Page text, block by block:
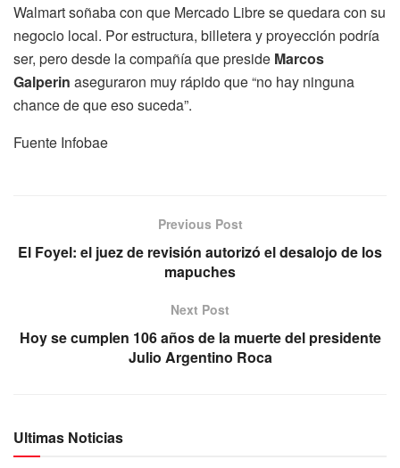
Walmart soñaba con que Mercado Libre se quedara con su
negocio local. Por estructura, billetera y proyección podría
ser, pero desde la compañía que preside Marcos
Galperin aseguraron muy rápido que “no hay ninguna
chance de que eso suceda”.
Fuente Infobae
Previous Post
El Foyel: el juez de revisión autorizó el desalojo de los
mapuches
Next Post
Hoy se cumplen 106 años de la muerte del presidente
Julio Argentino Roca
Ultimas Noticias